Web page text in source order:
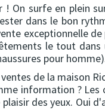
On surfe en plein
dans le bon
exceptionnelle
le tout
pour
de la maison
information ?
des yeux. Oui